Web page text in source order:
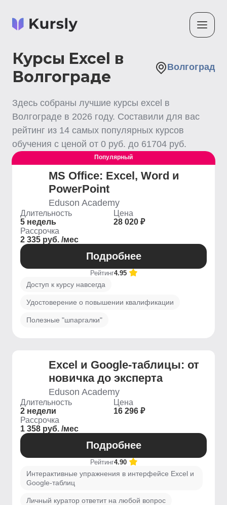
Курсы Excel в
Волгограде
Волгоград
Здесь собраны лучшие курсы excel в
Волгограде в 2026 году. Составили для вас
рейтинг из 14 самых популярных курсов
обучения с ценой от 0 руб. до 61704 руб.
Популярный
MS Office: Excel, Word и
PowerPoint
Eduson Academy
Длительность
5 недель
Цена
28 020 ₽
Рассрочка
2 335 руб. /мес
Подробнее
Рейтинг4.95
Доступ к курсу навсегда
Удостоверение о повышении квалификации
Полезные "шпаргалки"
Excel и Google-таблицы: от
новичка до эксперта
Eduson Academy
Длительность
2 недели
Цена
16 296 ₽
Рассрочка
1 358 руб. /мес
Подробнее
Рейтинг4.90
Интерактивные упражнения в интерфейсе Excel и
Google-таблиц
Личный куратор ответит на любой вопрос